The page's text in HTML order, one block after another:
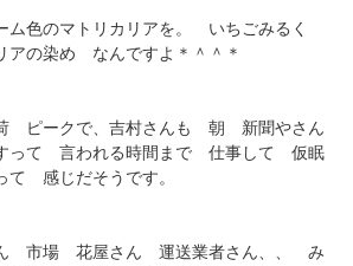
色のマトリカリアを。 いちごみるく
の染め なんですよ＊＾＾＊
ピークで、吉村さんも 朝 新聞やさん
って 言われる時間まで 仕事して 仮眠
感じだそうです。
市場 花屋さん 運送業者さん、、 み